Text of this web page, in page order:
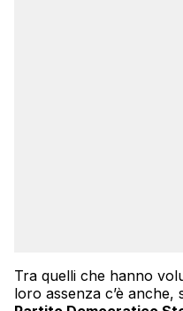
Tra quelli che hanno
loro assenza c’è anche,